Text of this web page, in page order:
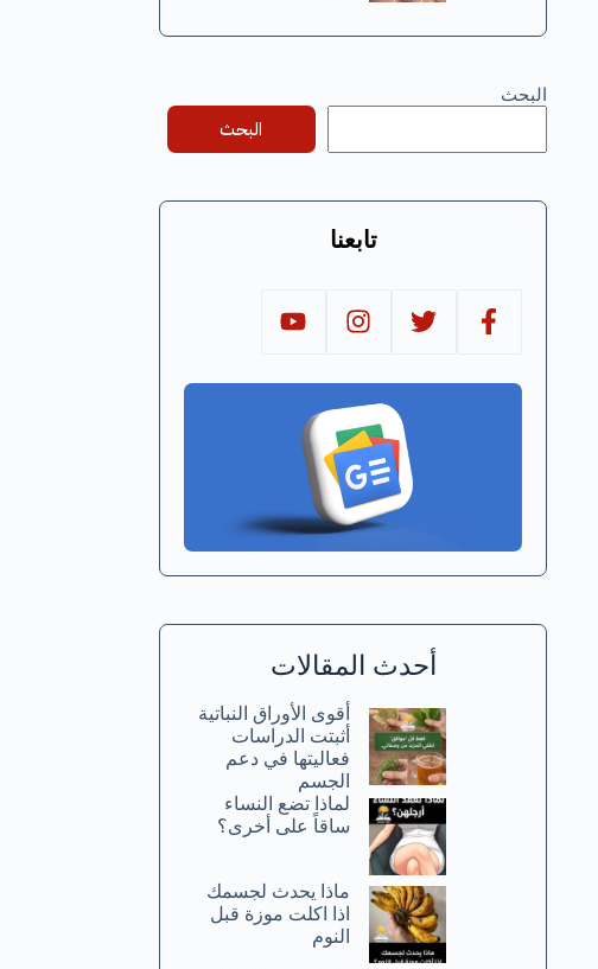
البحث
البحث
تابعنا
أحدث المقالات
أقوى الأوراق النباتية
أثبتت الدراسات
فعاليتها في دعم
الجسم
لماذا تضع النساء
ساقاً على أخرى؟
ماذا يحدث لجسمك
اذا اكلت موزة قبل
النوم